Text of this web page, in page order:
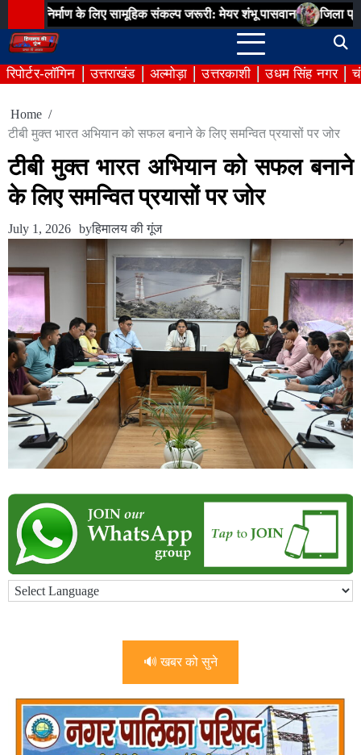
to
content
के लिए सामूहिक संकल्प जरूरी: मेयर शंभू पासवान जिला प्रशासन,
रिपोर्टर-लॉगिन उत्तराखंड अल्मोड़ा उत्तरकाशी उधम सिंह नगर
Home
टीबी मुक्त भारत अभियान को सफल बनाने के लिए समन्वित प्रयासों पर जोर
टीबी मुक्त भारत अभियान को सफल बनाने
के लिए समन्वित प्रयासों पर जोर
July 1, 2026 byहिमालय की गूंज
🔊 खबर को सुने